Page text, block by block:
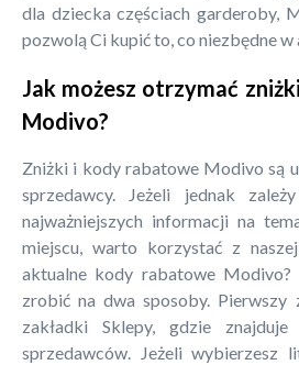
dla dziecka częściach garderoby,
pozwolą Ci kupić to, co niezbędne
Jak możesz otrzymać
Modivo?
Zniżki i kody rabatowe Modivo są
sprzedawcy. Jeżeli jednak
najważniejszych informacji na
miejscu, warto korzystać z
aktualne kody rabatowe
zrobić na dwa sposoby.
zakładki Sklepy, gdzie
sprzedawców. Jeżeli wybierzesz